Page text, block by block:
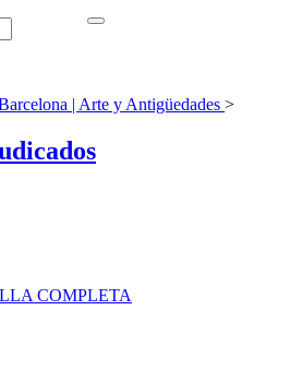
| Arte y Antigüedades >
COMPLETA